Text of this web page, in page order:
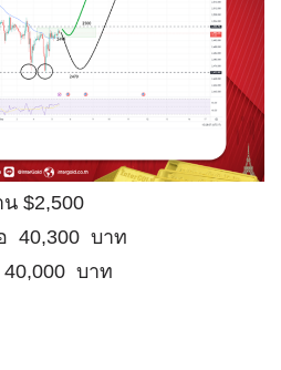
$2,500
40,300 บาท
บาท